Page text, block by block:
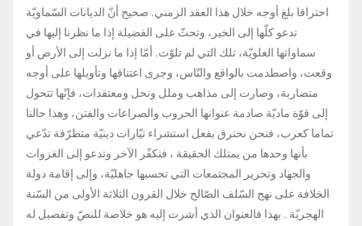
احتراقا بلغ أوجه خلال هذا العقد الزمني. صحيح أنّ الديانات السّماويّة
تدعو كلّها إلى الخير، وتحثّ على الفضيلة إذا ما نظرنا إليها في
سماواتها العلويّة، تلك التي لم تلوّث. أمّا إذا ما نزلت إلى الأرض أو
وقعت، واصطدمت بالواقع والنّاس، وجرى اعتناقها وتأويلها على أوجه
متضاربة، وصارت إلى مذاهب وملل ونحل ومعتقدات، فإنّها تتحول
إلى قوّة ماديّة صادمة عنوانها الحروب والصراعات والفتن، وهذا حالنا
تماما كعرب، فنحن نحترق بفعل استشراء تيّارات دينيّة متطرّفة تدّعي
بأنها وحدها من يمتلك الحقيقة ، فتكفّر الآخر وتدعو إلى الغزوات
والجهاد وتحرير المجتمعات التي تحسبها جاهليّة، وإلى إقامة دولة
الخلافة على نهج السّلف الصّالح خلال القرون الثلاثة الأولى من السّنة
الهجريّة . بهذا فالعنوان الذي أشرت إليه هو خلاصة للنصّ وتفصيل له